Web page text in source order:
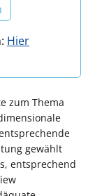
Hier
zum Thema
gewählt
entsprechend